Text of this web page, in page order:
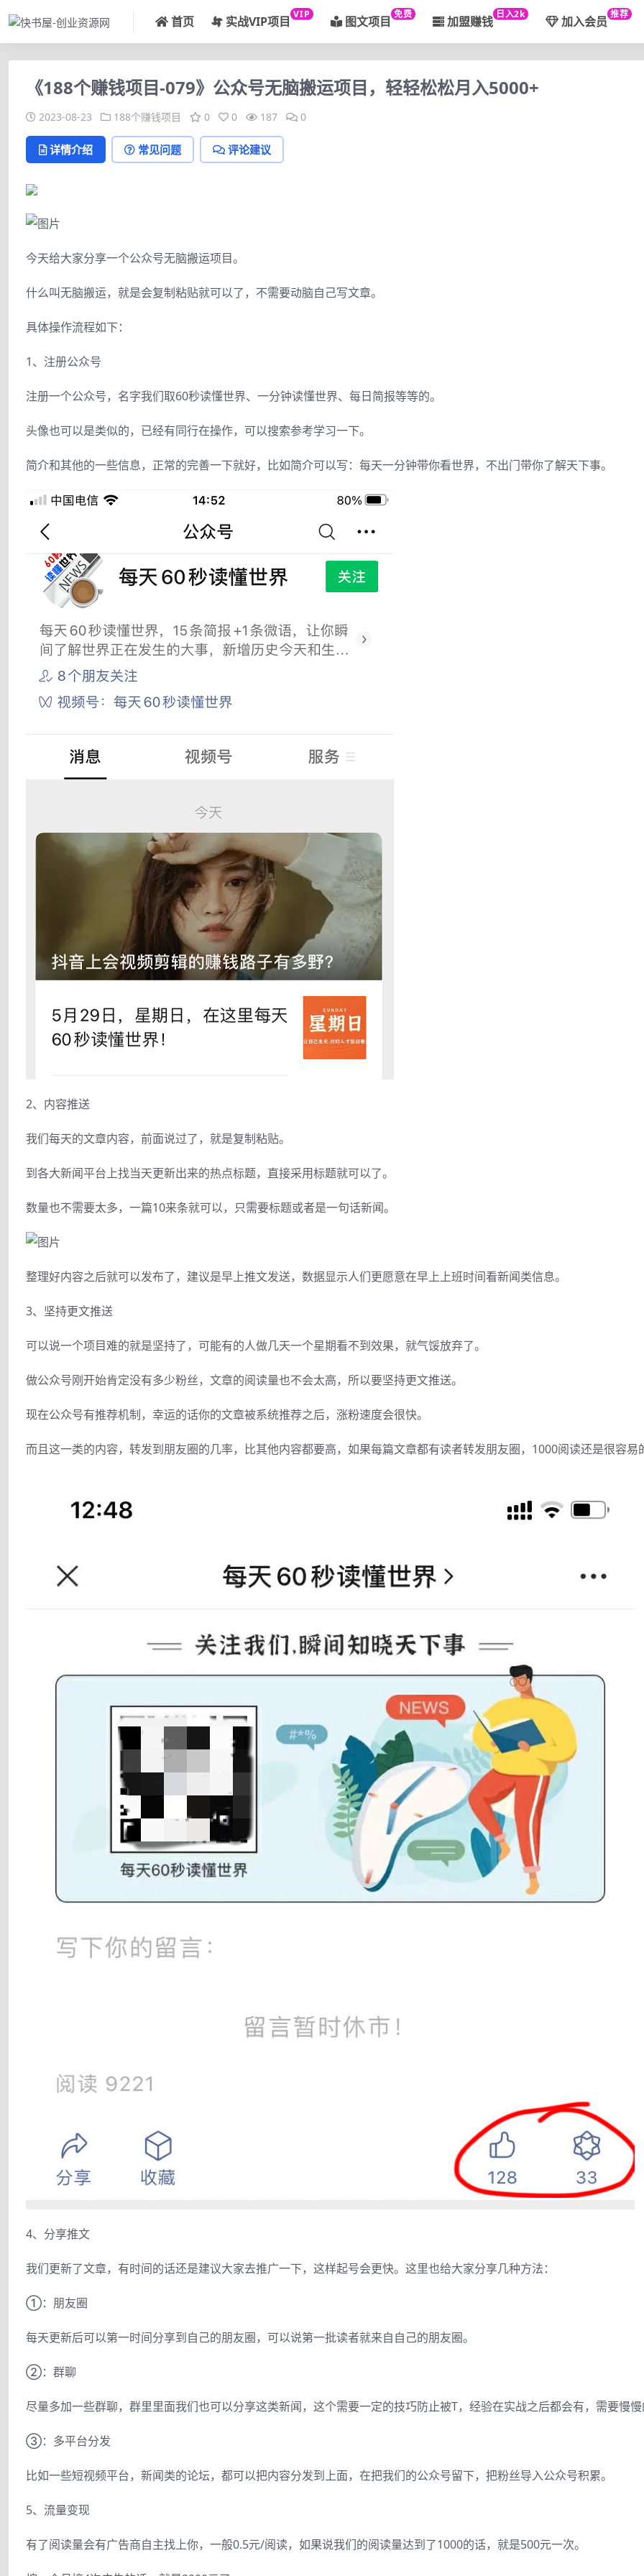
首页 实战VIP项目 VIP 图文项目 免费 加盟赚钱 日入2k 加入会员 推荐
《188个赚钱项目-079》公众号无脑搬运项目，轻轻松松月入5000+
2023-08-23 188个赚钱项目 0 0 187 0
详情介绍 常见问题 评论建议
今天给大家分享一个公众号无脑搬运项目。
什么叫无脑搬运，就是会复制粘贴就可以了，不需要动脑自己写文章。
具体操作流程如下：
1、注册公众号
注册一个公众号，名字我们取60秒读懂世界、一分钟读懂世界、每日简报等等的。
头像也可以是类似的，已经有同行在操作，可以搜索参考学习一下。
简介和其他的一些信息，正常的完善一下就好，比如简介可以写：每天一分钟带你看世界，不出门带你了解天下事。
2、内容推送
我们每天的文章内容，前面说过了，就是复制粘贴。
到各大新闻平台上找当天更新出来的热点标题，直接采用标题就可以了。
数量也不需要太多，一篇10来条就可以，只需要标题或者是一句话新闻。
整理好内容之后就可以发布了，建议是早上推文发送，数据显示人们更愿意在早上上班时间看新闻类信息。
3、坚持更文推送
可以说一个项目难的就是坚持了，可能有的人做几天一个星期看不到效果，就气馁放弃了。
做公众号刚开始肯定没有多少粉丝，文章的阅读量也不会太高，所以要坚持更文推送。
现在公众号有推荐机制，幸运的话你的文章被系统推荐之后，涨粉速度会很快。
而且这一类的内容，转发到朋友圈的几率，比其他内容都要高，如果每篇文章都有读者转发朋友圈，1000阅读还是很容易
4、分享推文
我们更新了文章，有时间的话还是建议大家去推广一下，这样起号会更快。这里也给大家分享几种方法：
①：朋友圈
每天更新后可以第一时间分享到自己的朋友圈，可以说第一批读者就来自自己的朋友圈。
②：群聊
尽量多加一些群聊，群里里面我们也可以分享这类新闻，这个需要一定的技巧防止被T，经验在实战之后都会有，需要慢
③：多平台分发
比如一些短视频平台，新闻类的论坛，都可以把内容分发到上面，在把我们的公众号留下，把粉丝导入公众号积累。
5、流量变现
有了阅读量会有广告商自主找上你，一般0.5元/阅读，如果说我们的阅读量达到了1000的话，就是500元一次。